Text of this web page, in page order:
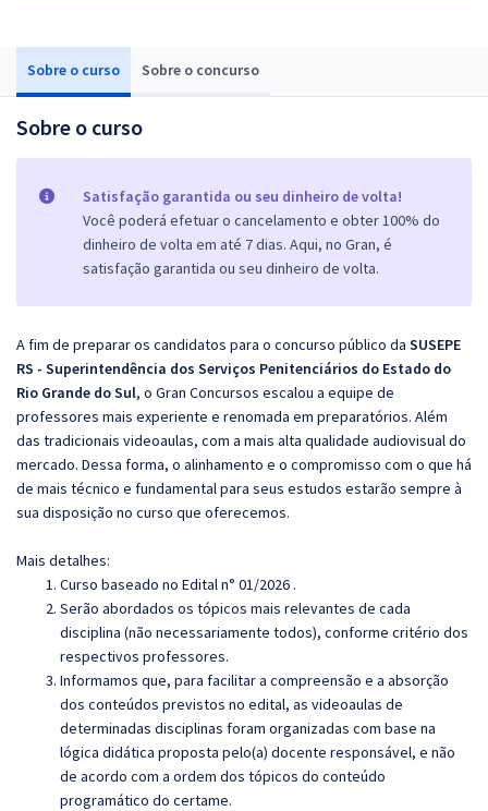
Sobre o curso Sobre o concurso
Sobre o curso
Satisfação garantida ou seu dinheiro de volta!
Você poderá efetuar o cancelamento e obter 100% do
dinheiro de volta em até 7 dias. Aqui, no Gran, é
satisfação garantida ou seu dinheiro de volta.
A fim de preparar os candidatos para o concurso público da SUSEPE
RS - Superintendência dos Serviços Penitenciários do Estado do
Rio Grande do Sul, o Gran Concursos escalou a equipe de
professores mais experiente e renomada em preparatórios. Além
das tradicionais videoaulas, com a mais alta qualidade audiovisual do
mercado. Dessa forma, o alinhamento e o compromisso com o que há
de mais técnico e fundamental para seus estudos estarão sempre à
sua disposição no curso que oferecemos.
Mais detalhes:
Curso baseado no Edital n° 01/2026 .
Serão abordados os tópicos mais relevantes de cada
disciplina (não necessariamente todos), conforme critério dos
respectivos professores.
Informamos que, para facilitar a compreensão e a absorção
dos conteúdos previstos no edital, as videoaulas de
determinadas disciplinas foram organizadas com base na
lógica didática proposta pelo(a) docente responsável, e não
de acordo com a ordem dos tópicos do conteúdo
programático do certame.